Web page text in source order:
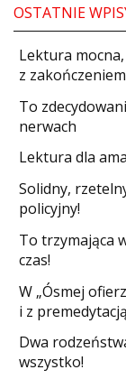
OSTATNIE
​Lektura
z
​To
nerwach
Lektura dla
Solidny,
policyjny!
​To trzymająca
czas!
W „Ósmej
i z
Dwa
wszystko!